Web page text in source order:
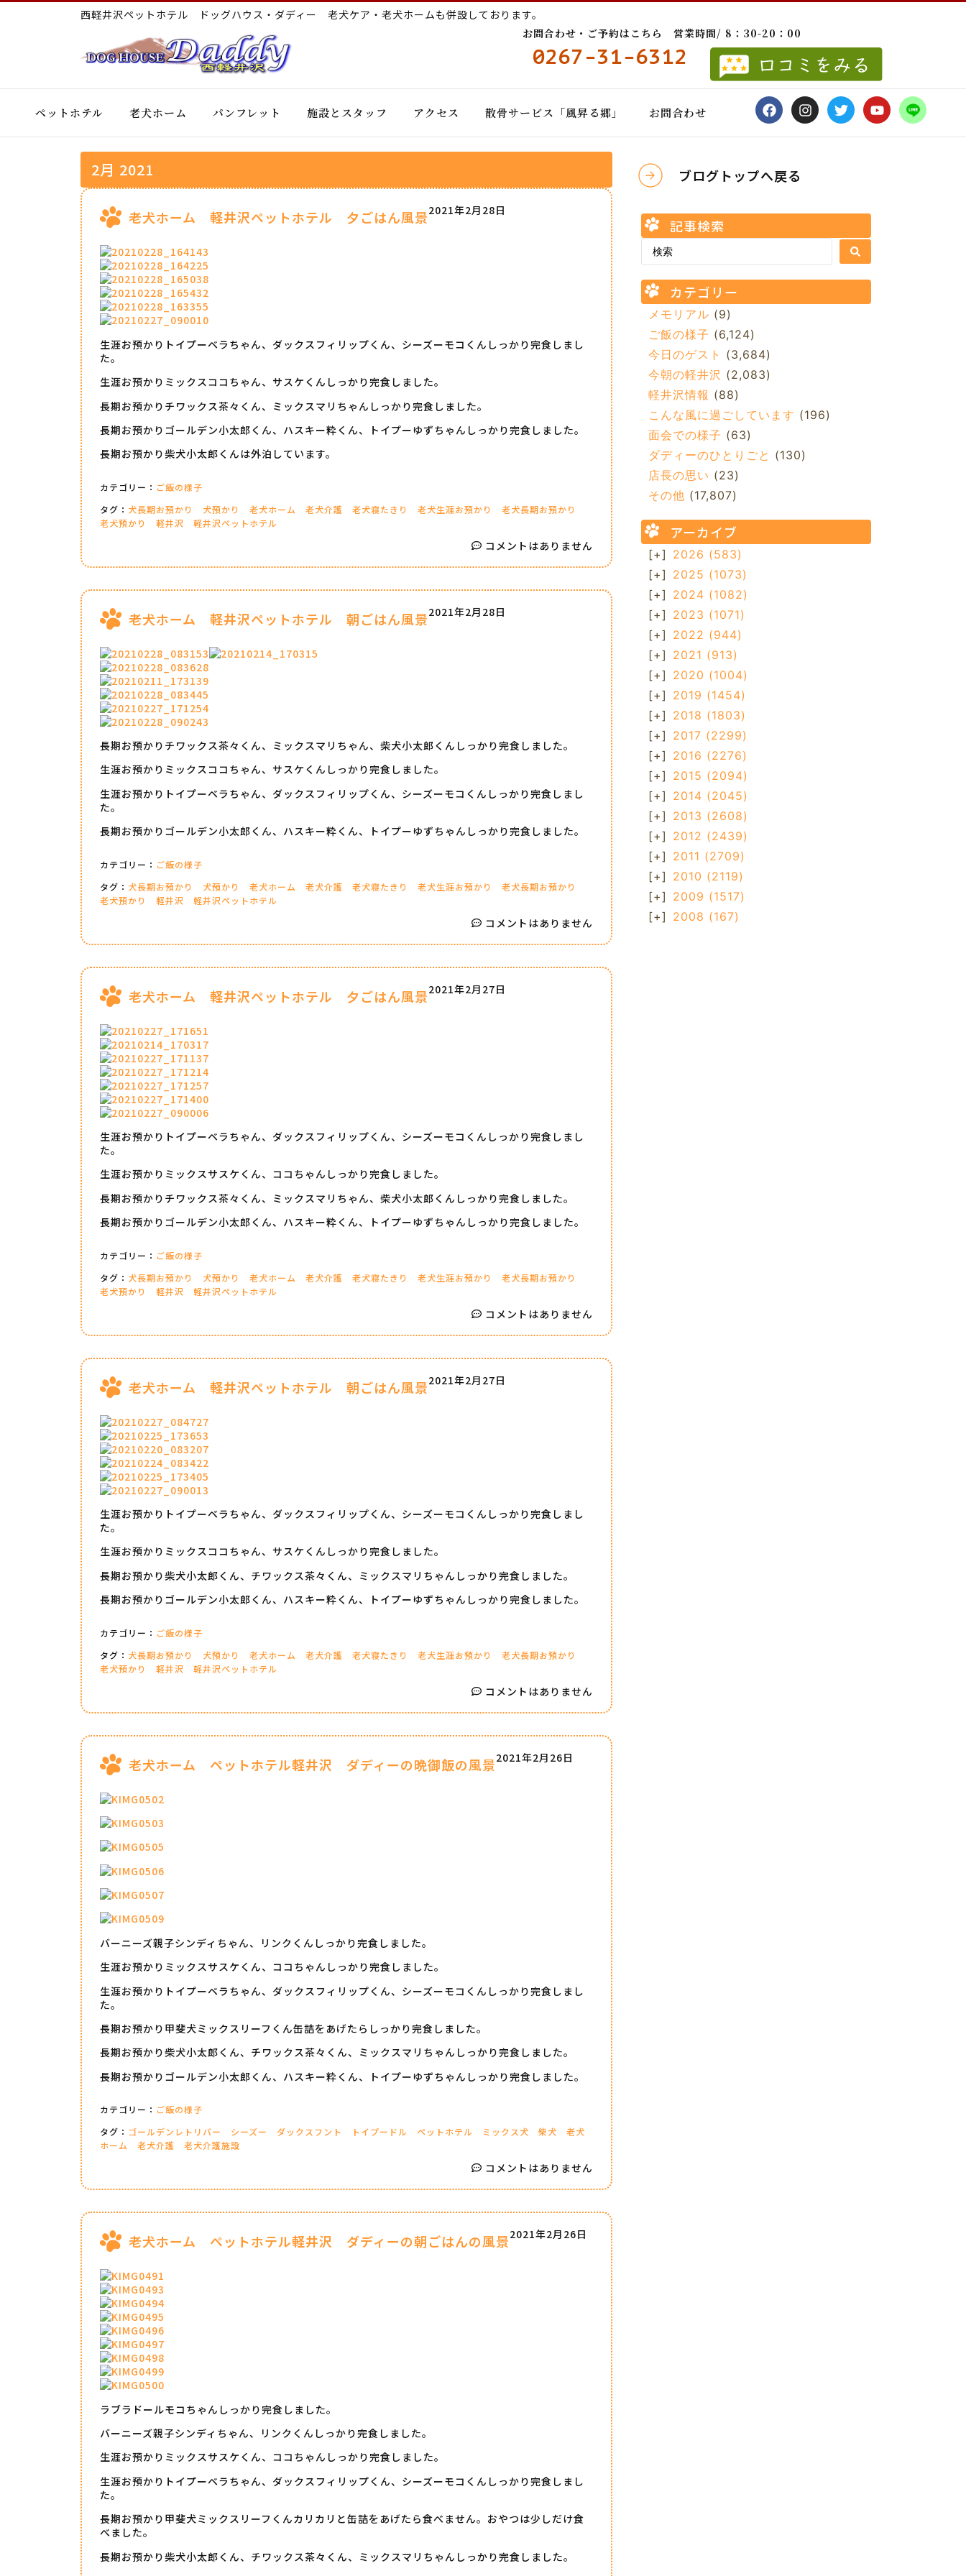
西軽井沢ペットホテル ドッグハウス・ダディー 老犬ケア・老犬ホームも併設しております。
お問合わせ・ご予約はこちら 営業時間/ 8：30-20：00
0267-31-6312
ペットホテル 老犬ホーム パンフレット 施設とスタッフ アクセス 散骨サービス「風昇る郷」 お問合わせ
2月 2021
老犬ホーム 軽井沢ペットホテル 夕ごはん風景2021年2月28日
生涯お預かりトイプーベラちゃん、ダックスフィリップくん、シーズーモコくんしっかり完食しまし
た。
生涯お預かりミックスココちゃん、サスケくんしっかり完食しました。
長期お預かりチワックス茶々くん、ミックスマリちゃんしっかり完食しました。
長期お預かりゴールデン小太郎くん、ハスキー粋くん、トイプーゆずちゃんしっかり完食しました。
長期お預かり柴犬小太郎くんは外泊しています。
カテゴリー： ご飯の様子
タグ： 犬長期お預かり 犬預かり 老犬ホーム 老犬介護 老犬寝たきり 老犬生涯お預かり
老犬長期お預かり
老犬預かり
軽井沢 軽井沢ペットホテル
コメントはありません
老犬ホーム 軽井沢ペットホテル 朝ごはん風景2021年2月28日
長期お預かりチワックス茶々くん、ミックスマリちゃん、柴犬小太郎くんしっかり完食しました。
生涯お預かりミックスココちゃん、サスケくんしっかり完食しました。
生涯お預かりトイプーベラちゃん、ダックスフィリップくん、シーズーモコくんしっかり完食しまし
た。
長期お預かりゴールデン小太郎くん、ハスキー粋くん、トイプーゆずちゃんしっかり完食しました。
カテゴリー： ご飯の様子
タグ： 犬長期お預かり 犬預かり 老犬ホーム 老犬介護 老犬寝たきり 老犬生涯お預かり
老犬長期お預かり
老犬預かり
軽井沢 軽井沢ペットホテル
コメントはありません
老犬ホーム 軽井沢ペットホテル 夕ごはん風景2021年2月27日
生涯お預かりトイプーベラちゃん、ダックスフィリップくん、シーズーモコくんしっかり完食しまし
た。
生涯お預かりミックスサスケくん、ココちゃんしっかり完食しました。
長期お預かりチワックス茶々くん、ミックスマリちゃん、柴犬小太郎くんしっかり完食しました。
長期お預かりゴールデン小太郎くん、ハスキー粋くん、トイプーゆずちゃんしっかり完食しました。
カテゴリー： ご飯の様子
タグ： 犬長期お預かり 犬預かり 老犬ホーム 老犬介護 老犬寝たきり 老犬生涯お預かり
老犬長期お預かり
老犬預かり
軽井沢 軽井沢ペットホテル
コメントはありません
老犬ホーム 軽井沢ペットホテル 朝ごはん風景2021年2月27日
生涯お預かりトイプーベラちゃん、ダックスフィリップくん、シーズーモコくんしっかり完食しまし
た。
生涯お預かりミックスココちゃん、サスケくんしっかり完食しました。
長期お預かり柴犬小太郎くん、チワックス茶々くん、ミックスマリちゃんしっかり完食しました。
長期お預かりゴールデン小太郎くん、ハスキー粋くん、トイプーゆずちゃんしっかり完食しました。
カテゴリー： ご飯の様子
タグ： 犬長期お預かり 犬預かり 老犬ホーム 老犬介護 老犬寝たきり 老犬生涯お預かり
老犬長期お預かり
老犬預かり
軽井沢 軽井沢ペットホテル
コメントはありません
老犬ホーム ペットホテル軽井沢 ダディーの晩御飯の風景2021年2月26日
バーニーズ親子シンディちゃん、リンクくんしっかり完食しました。
生涯お預かりミックスサスケくん、ココちゃんしっかり完食しました。
生涯お預かりトイプーベラちゃん、ダックスフィリップくん、シーズーモコくんしっかり完食しまし
た。
長期お預かり甲斐犬ミックスリーフくん缶詰をあげたらしっかり完食しました。
長期お預かり柴犬小太郎くん、チワックス茶々くん、ミックスマリちゃんしっかり完食しました。
長期お預かりゴールデン小太郎くん、ハスキー粋くん、トイプーゆずちゃんしっかり完食しました。
カテゴリー： ご飯の様子
タグ： ゴールデンレトリバー シーズー ダックスフント トイプードル ペットホテル ミックス犬 柴犬
老犬
ホーム
老犬介護 老犬介護施設
コメントはありません
老犬ホーム ペットホテル軽井沢 ダディーの朝ごはんの風景2021年2月26日
ラブラドールモコちゃんしっかり完食しました。
バーニーズ親子シンディちゃん、リンクくんしっかり完食しました。
生涯お預かりミックスサスケくん、ココちゃんしっかり完食しました。
生涯お預かりトイプーベラちゃん、ダックスフィリップくん、シーズーモコくんしっかり完食しまし
た。
長期お預かり甲斐犬ミックスリーフくんカリカリと缶詰をあげたら食べません。おやつは少しだけ食
べました。
長期お預かり柴犬小太郎くん、チワックス茶々くん、ミックスマリちゃんしっかり完食しました。
ブログトップへ戻る
記事検索
カテゴリー
メモリアル (9)
ご飯の様子 (6,124)
今日のゲスト (3,684)
今朝の軽井沢 (2,083)
軽井沢情報 (88)
こんな風に過ごしています (196)
面会での様子 (63)
ダディーのひとりごと (130)
店長の思い (23)
その他 (17,807)
アーカイブ
[+] 2026 (583)
[+] 2025 (1073)
[+] 2024 (1082)
[+] 2023 (1071)
[+] 2022 (944)
[+] 2021 (913)
[+] 2020 (1004)
[+] 2019 (1454)
[+] 2018 (1803)
[+] 2017 (2299)
[+] 2016 (2276)
[+] 2015 (2094)
[+] 2014 (2045)
[+] 2013 (2608)
[+] 2012 (2439)
[+] 2011 (2709)
[+] 2010 (2119)
[+] 2009 (1517)
[+] 2008 (167)